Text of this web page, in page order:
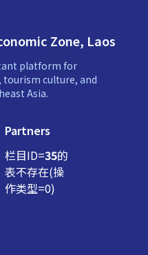
Zone, Laos
platform for
culture, and
Asia.
Partners
栏目ID=35的
表不存在(操
作类型=0)